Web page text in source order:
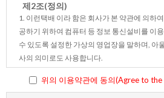
제2조(정의)
1. 이런택배 이라 함은 회사가 본 약관에 의하
공하기 위하여 컴퓨터 등 정보 통신설비를 이
수 있도록 설정한 가상의 영업장을 말하며, 아
사의 의미로도 사용합니다.
가.“배송/결제대행형” 거래계약 유형은 고객
위의 이용약관에 동의(Agree to